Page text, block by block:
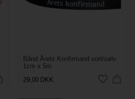
Bånd Årets Konfirmand sort/sølv
1cm x 5m
29,00 DKK